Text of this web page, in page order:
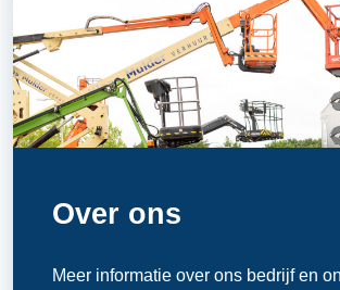
Over ons
Meer informatie over ons bedrijf en